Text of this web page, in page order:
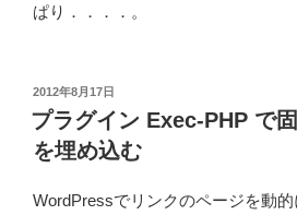
ぱり．．．．。
投
稿
日:
2012年8月17日
プラグイン Exec-PHP で
を埋め込む
WordPressでリンクのページを動